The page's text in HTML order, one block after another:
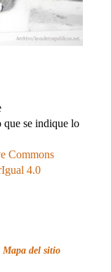
que se indique lo
Commons
4.0
Mapa del sitio